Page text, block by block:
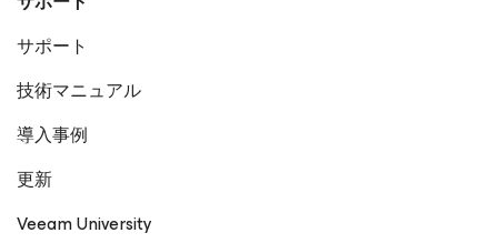
サポート
技術マニュアル
導入事例
更新
Veeam University